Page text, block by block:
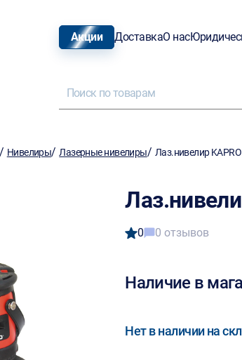
Акции ДоставкаО нас
Нивелиры/Лазерные нивелиры/ Лаз.нивелир
0 0 отзывов
Наличие в
Нет в наличии на